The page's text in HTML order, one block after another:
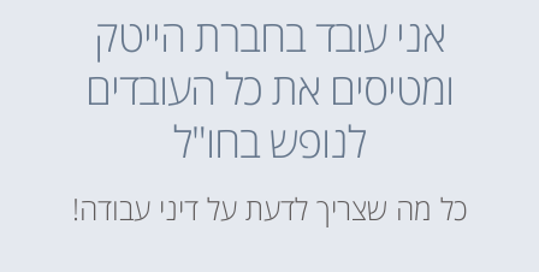
אני עובד בחברת הייטק
ומטיסים את כל העובדים
לנופש בחו"ל
כל מה שצריך לדעת על דיני עבודה!